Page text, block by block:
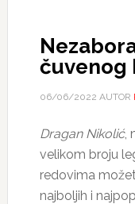
čuvenog
06/06/2022 AUTOR
Dragan Nikolić,
velikom broju
redovima
najboljih i